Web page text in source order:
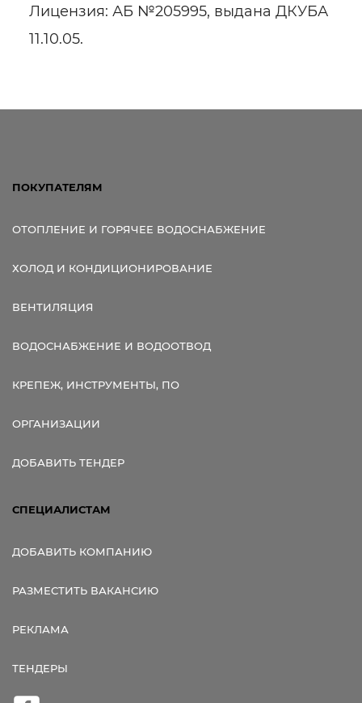
Лицензия: АБ №205995, выдана ДКУБА
11.10.05.
ПОКУПАТЕЛЯМ
ОТОПЛЕНИЕ И ГОРЯЧЕЕ ВОДОСНАБЖЕНИЕ
ХОЛОД И КОНДИЦИОНИРОВАНИЕ
ВЕНТИЛЯЦИЯ
ВОДОСНАБЖЕНИЕ И ВОДООТВОД
КРЕПЕЖ, ИНСТРУМЕНТЫ, ПО
ОРГАНИЗАЦИИ
ДОБАВИТЬ ТЕНДЕР
СПЕЦИАЛИСТАМ
ДОБАВИТЬ КОМПАНИЮ
РАЗМЕСТИТЬ ВАКАНСИЮ
РЕКЛАМА
ТЕНДЕРЫ